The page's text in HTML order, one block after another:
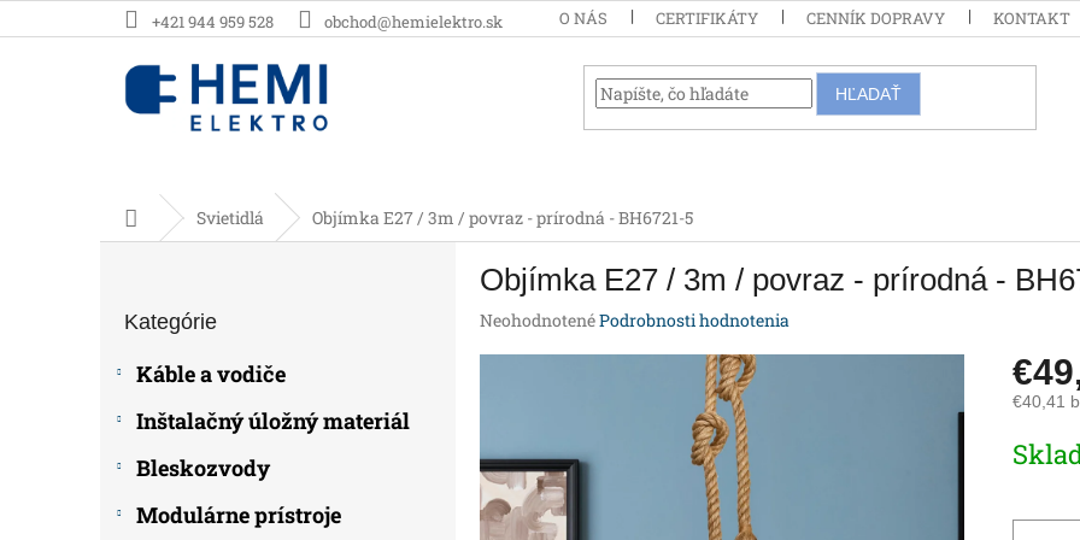
na
+421 944 959 528 obchod@hemielektro.sk O NÁS CERTIFIKÁTY CENNÍK DOPRAVY KONTAKT
HĽADAŤ
DomovSvietidlá Objímka E27 / 3m / povraz - prírodná - BH6721-5
kategórie
Kategórie
Káble a vodiče
Inštalačný úložný materiál
Bleskozvody
Modulárne prístroje
Objímka E27 / 3m / povraz - prírodná -
Priemerné
5
hviezdičiek.
NeohodnotenéPodrobnosti hodnotenia
€40,41
cena: